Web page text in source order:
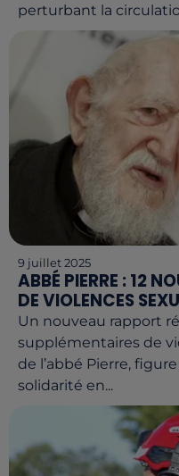
perturbant la
9 juillet 2025
ABBÉ PIERRE : 12
DE VIOLENCES
Un nouveau rapport
supplémentaires de
de l’abbé Pierre,
solidarité en...